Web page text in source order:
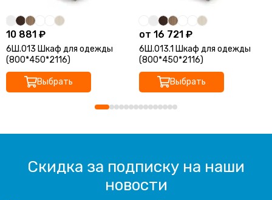
10 881 ₽
6Ш.013 Шкаф для одежды
(800*450*2116)
Выбрать
от 16 721 ₽
6Ш.013.1 Шкаф для одежды
(800*450*2116)
Выбрать
Скидка за подписку на наши
новости